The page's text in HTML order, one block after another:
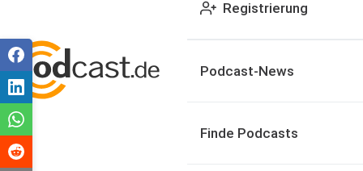
Registrierung
Podcast-News
Finde Podcasts